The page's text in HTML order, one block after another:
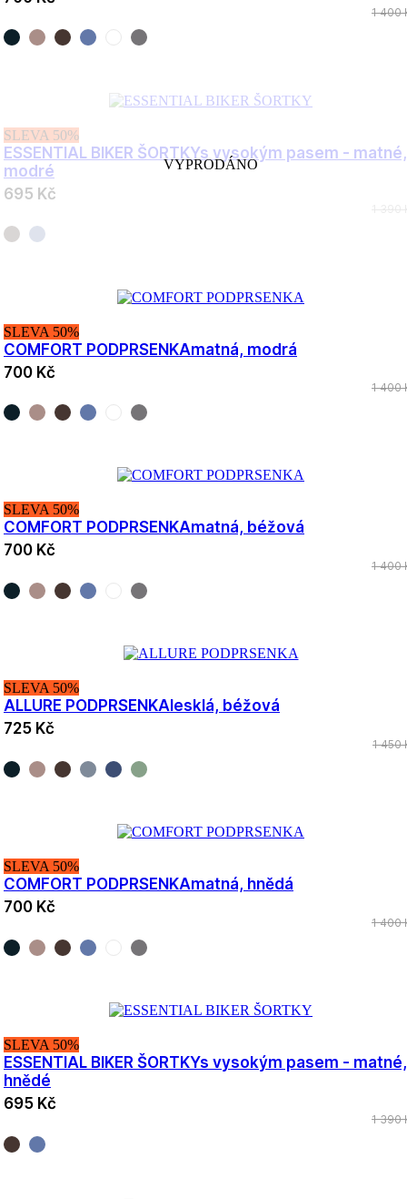
1 400
SLEVA 50%
ESSENTIAL BIKER ŠORTKYs vysokým pasem - matné,
modré
695 Kč
VYPRODÁNO
SLEVA 50%
COMFORT PODPRSENKAmatná, modrá
700 Kč
1 400
SLEVA 50%
COMFORT PODPRSENKAmatná, béžová
700 Kč
1 400
SLEVA 50%
ALLURE PODPRSENKA lesklá, béžová
725 Kč
1 450
SLEVA 50%
COMFORT PODPRSENKAmatná, hnědá
700 Kč
1 400
SLEVA 50%
ESSENTIAL BIKER ŠORTKYs vysokým pasem - matné,
hnědé
695 Kč
1 390